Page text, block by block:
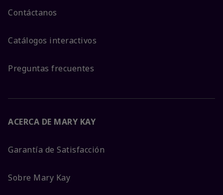
Contáctanos
Catálogos interactivos
Preguntas frecuentes
ACERCA DE MARY KAY
Garantía de Satisfacción
Sobre Mary Kay